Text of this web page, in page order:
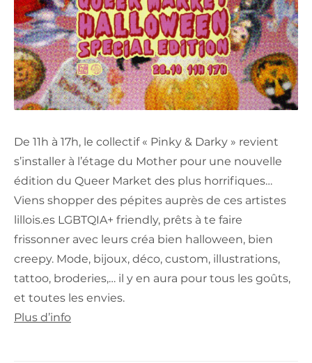
De 11h à 17h, le collectif « Pinky & Darky » revient
s’installer à l’étage du Mother pour une nouvelle
édition du Queer Market des plus horrifiques…
Viens shopper des pépites auprès de ces artistes
lillois.es LGBTQIA+ friendly, prêts à te faire
frissonner avec leurs créa bien halloween, bien
creepy. Mode, bijoux, déco, custom, illustrations,
tattoo, broderies,… il y en aura pour tous les goûts,
et toutes les envies.
Plus d’info